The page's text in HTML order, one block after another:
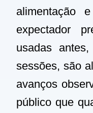
alimentação
expectador
usadas
sessões, são
avanços
público que